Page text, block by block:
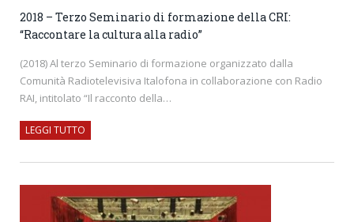
2018 – Terzo Seminario di formazione della CRI:
“Raccontare la cultura alla radio”
(2018) Al terzo Seminario di formazione organizzato dalla
Comunità Radiotelevisiva Italofona in collaborazione con Radio
RAI, intitolato “Il racconto della…
LEGGI TUTTO